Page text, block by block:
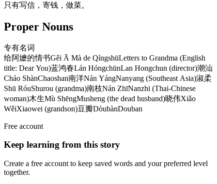
只有写信，寄钱，做菜。
Proper Nouns
专有名词
给阿嬷的情书Gěi Ā Mà de QíngshūLetters to Grandma (English
title: Dear You)蓝鸿春Lán HóngchūnLan Hongchun (director)潮汕
Cháo ShànChaoshan南洋Nán YángNanyang (Southeast Asia)淑柔
Shū RóuShurou (grandma)南枝Nán ZhīNanzhi (Thai-Chinese
woman)木生Mù ShēngMusheng (the dead husband)晓伟Xiǎo
WěiXiaowei (grandson)豆瓣DòubànDouban
Free account
Keep learning from this story
Create a free account to keep saved words and your preferred level
together.